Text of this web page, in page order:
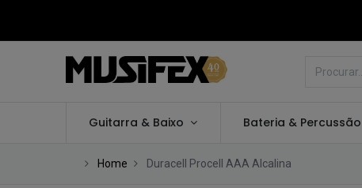
Guitarra & Baixo Bateria & Percussão
Home Duracell Procell AAA Alcalina